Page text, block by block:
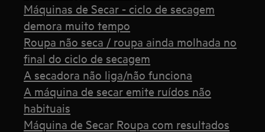
Máquinas de Secar - ciclo de secagem
demora muito tempo
Roupa não seca / roupa ainda molhada no
final do ciclo de secagem
A secadora não liga/não funciona
A máquina de secar emite ruídos não
habituais
Máquina de Secar Roupa com resultados